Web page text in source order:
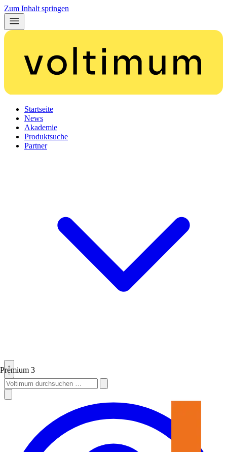
Zum Inhalt springen
Startseite
News
Akademie
Produktsuche
Partner
Premium 3